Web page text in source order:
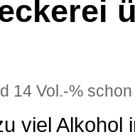
14 Vol.-%
viel Alkohol